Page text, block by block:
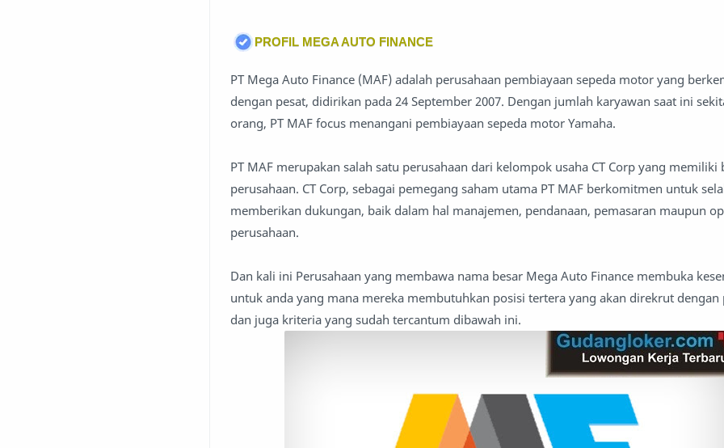
PROFIL MEGA AUTO FINANCE
PT Mega Auto Finance (MAF) adalah perusahaan pembiayaan sepeda motor yang
dengan pesat, didirikan pada 24 September 2007. Dengan jumlah karyawan saat ini
orang, PT MAF focus menangani pembiayaan sepeda motor Yamaha.
PT MAF merupakan salah satu perusahaan dari kelompok usaha CT Corp yang memiliki
perusahaan. CT Corp, sebagai pemegang saham utama PT MAF berkomitmen untuk
memberikan dukungan, baik dalam hal manajemen, pendanaan, pemasaran maupun
perusahaan.
Dan kali ini Perusahaan yang membawa nama besar Mega Auto Finance membuka
untuk anda yang mana mereka membutuhkan posisi tertera yang akan direkrut dengan
dan juga kriteria yang sudah tercantum dibawah ini.